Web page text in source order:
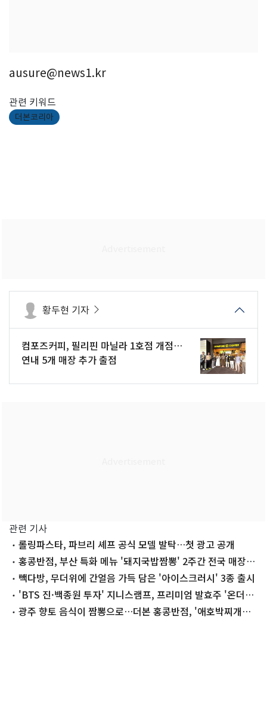
ausure@news1.kr
관련 키워드
더본코리아
황두현 기자
컴포즈커피, 필리핀 마닐라 1호점 개점…
연내 5개 매장 추가 출점
관련 기사
롤링파스타, 파브리 셰프 공식 모델 발탁…첫 광고 공개
홍콩반점, 부산 특화 메뉴 '돼지국밥짬뽕' 2주간 전국 매장서
판매빽다방, 무더위에 간얼음 가득 담은 '아이스크러시' 3종 출시
'BTS 진·백종원 투자' 지니스램프, 프리미엄 발효주 '온더램
프' 출시
광주 향토 음식이 짬뽕으로…더본 홍콩반점, '애호박찌개짬